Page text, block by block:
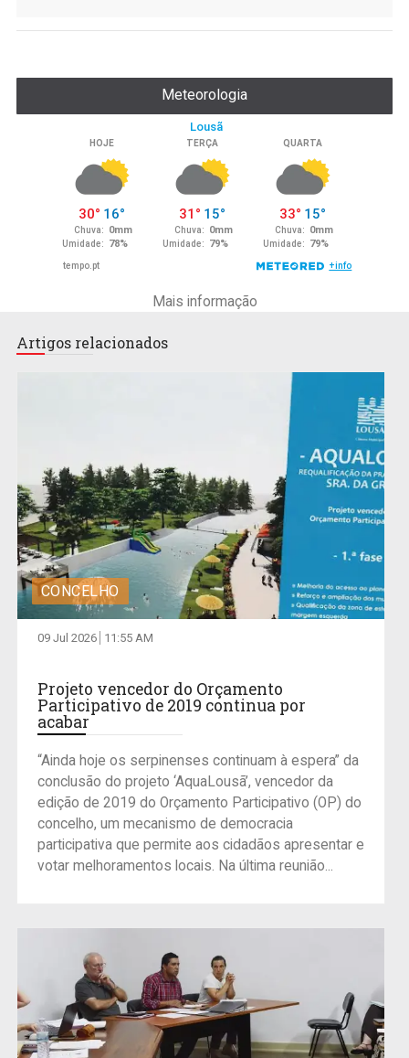
Meteorologia
Mais informação
Artigos relacionados
CONCELHO
09 Jul 2026 11:55 AM
Projeto vencedor do Orçamento
Participativo de 2019 continua por
acabar
“Ainda hoje os serpinenses continuam à espera” da
conclusão do projeto ‘AquaLousã’, vencedor da
edição de 2019 do Orçamento Participativo (OP) do
concelho, um mecanismo de democracia
participativa que permite aos cidadãos apresentar e
votar melhoramentos locais. Na última reunião...